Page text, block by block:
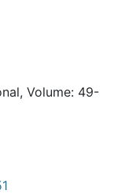
Volume: 49-